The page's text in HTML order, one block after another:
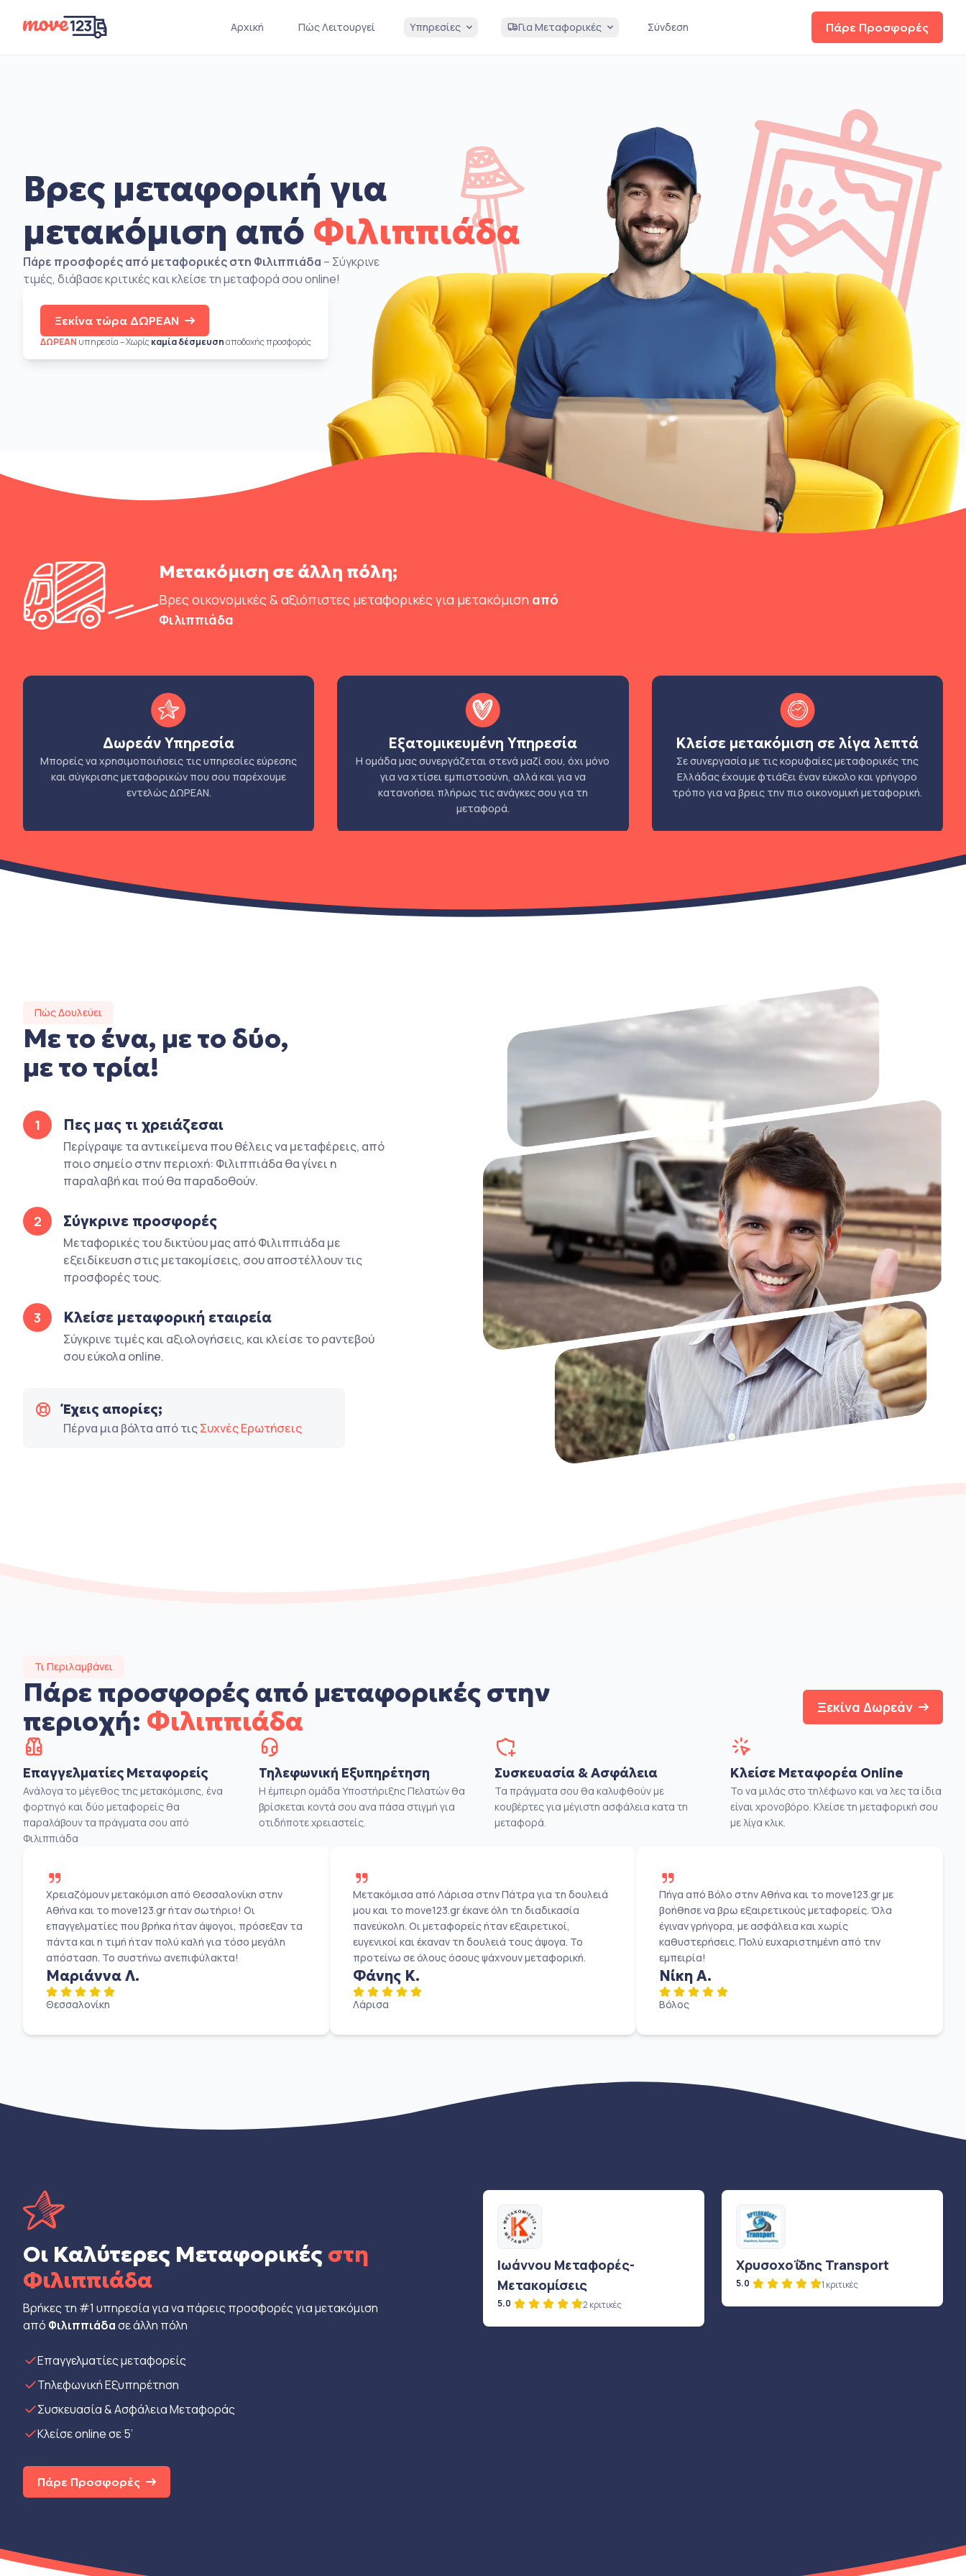
Πάρε Προσφορές
Αρχική Πώς Λειτουργεί Υπηρεσίες Για Μεταφορικές Σύνδεση
Βρες μεταφορική για
μετακόμιση από Φιλιππιάδα
Πάρε προσφορές από μεταφορικές στη Φιλιππιάδα – Σύγκρινε
τιμές, διάβασε κριτικές και κλείσε τη μεταφορά σου online!
Ξεκίνα τώρα ΔΩΡΕΑΝ
ΔΩΡΕΑΝ υπηρεσία – Χωρίςκαμία δέσμευσηαποδοχής προσφοράς
Μετακόμιση σε άλλη πόλη;
Βρες οικονομικές & αξιόπιστες μεταφορικές για μετακόμιση από
Φιλιππιάδα
Δωρεάν Υπηρεσία
Μπορείς να χρησιμοποιήσεις τις υπηρεσίες εύρεσης
και σύγκρισης μεταφορικών που σου παρέχουμε
εντελώς ΔΩΡΕΑΝ.
Εξατομικευμένη Υπηρεσία
Η ομάδα μας συνεργάζεται στενά μαζί σου, όχι μόνο
για να χτίσει εμπιστοσύνη, αλλά και για να
κατανοήσει πλήρως τις ανάγκες σου για τη
μεταφορά.
Κλείσε μετακόμιση σε λίγα λεπτά
Σε συνεργασία με τις κορυφαίες μεταφορικές της
Ελλάδας έχουμε φτιάξει έναν εύκολο και γρήγορο
τρόπο για να βρεις την πιο οικονομική μεταφορική.
Πώς Δουλεύει
Με το ένα, με το δύο,
με το τρία!
1 Πες μας τι χρειάζεσαι
Περίγραψε τα αντικείμενα που θέλεις να μεταφέρεις, από
ποιο σημείο στην περιοχή: Φιλιππιάδα θα γίνει η
παραλαβή και πού θα παραδοθούν.
2 Σύγκρινε προσφορές
Μεταφορικές του δικτύου μας από Φιλιππιάδα με
εξειδίκευση στις μετακομίσεις, σου αποστέλλουν τις
προσφορές τους.
3 Κλείσε μεταφορική εταιρεία
Σύγκρινε τιμές και αξιολογήσεις, και κλείσε το ραντεβού
σου εύκολα online.
Έχεις απορίες;
Πέρνα μια βόλτα από τιςΣυχνές Ερωτήσεις
Τι Περιλαμβάνει
Πάρε προσφορές από μεταφορικές στην
περιοχή: Φιλιππιάδα Ξεκίνα Δωρεάν
Επαγγελματίες Μεταφορείς
Ανάλογα το μέγεθος της μετακόμισης, ένα
φορτηγό και δύο μεταφορείς θα
παραλάβουν τα πράγματα σου από
Φιλιππιάδα
Τηλεφωνική Εξυπηρέτηση
Η έμπειρη ομάδα Υποστήριξης Πελατών θα
βρίσκεται κοντά σου ανα πάσα στιγμή για
οτιδήποτε χρειαστείς.
Συσκευασία & Ασφάλεια
Τα πράγματα σου θα καλυφθούν με
κουβέρτες για μέγιστη ασφάλεια κατα τη
μεταφορά.
Κλείσε Μεταφορέα Online
Το να μιλάς στο τηλέφωνο και να λες τα ίδια
είναι χρονοβόρο. Κλείσε τη μεταφορική σου
με λίγα κλικ.
Χρειαζόμουν μετακόμιση από Θεσσαλονίκη στην
Αθήνα και το move123.gr ήταν σωτήριο! Οι
επαγγελματίες που βρήκα ήταν άψογοι, πρόσεξαν τα
πάντα και η τιμή ήταν πολύ καλή για τόσο μεγάλη
απόσταση. Το συστήνω ανεπιφύλακτα!
Μαριάννα Λ.
Θεσσαλονίκη
Μετακόμισα από Λάρισα στην Πάτρα για τη δουλειά
μου και το move123.gr έκανε όλη τη διαδικασία
πανεύκολη. Οι μεταφορείς ήταν εξαιρετικοί,
ευγενικοί και έκαναν τη δουλειά τους άψογα. Το
προτείνω σε όλους όσους ψάχνουν μεταφορική.
Φάνης Κ.
Λάρισα
Πήγα από Βόλο στην Αθήνα και το move123.gr με
βοήθησε να βρω εξαιρετικούς μεταφορείς. Όλα
έγιναν γρήγορα, με ασφάλεια και χωρίς
καθυστερήσεις. Πολύ ευχαριστημένη από την
εμπειρία!
Νίκη Α.
Βόλος
Οι Καλύτερες Μεταφορικές στη
Φιλιππιάδα
Βρήκες τη #1 υπηρεσία για να πάρεις προσφορές για μετακόμιση
από Φιλιππιάδασε άλλη πόλη
Eπαγγελματίες μεταφορείς
Τηλεφωνική Εξυπηρέτηση
Συσκευασία & Ασφάλεια Μεταφοράς
Κλείσε online σε 5’
Πάρε Προσφορές
Ιωάννου Μεταφορές-
Μετακομίσεις
5.0 2 κριτικές
Χρυσοχοΐδης Transport
5.0 1 κριτικές